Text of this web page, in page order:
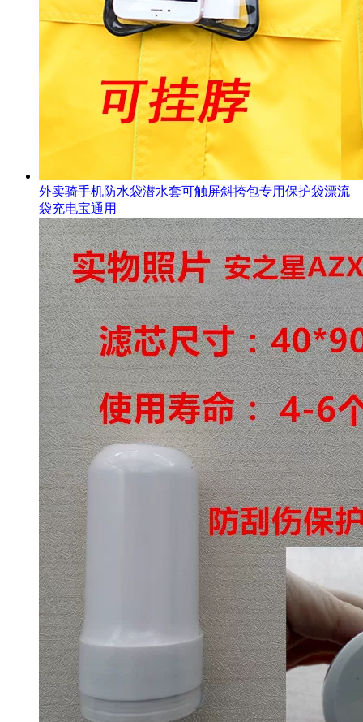
外卖骑手机防水袋潜水套可触屏斜挎包专用保护袋漂流
袋充电宝通用